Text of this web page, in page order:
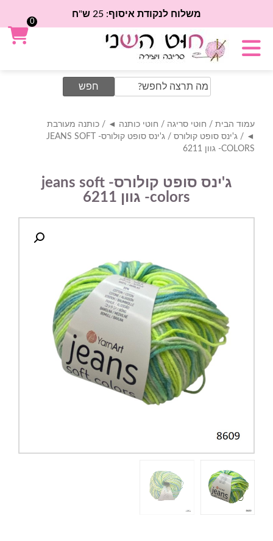
משלוח לנקודת איסוף: 25 ש"ח
Search
for:
עמוד הבית / חוטי סריגה / חוטי כותנה ◄ / כותנה מעורבת
◄
/ ג'ינס סופט קולורס
/ ג'ינס סופט קולורס- JEANS SOFT
COLORS- גוון 6211
ג'ינס סופט קולורס- jeans soft
colors- גוון 6211
0